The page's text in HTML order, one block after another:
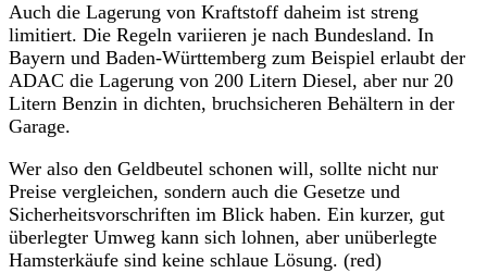
Auch die Lagerung von Kraftstoff daheim ist streng
limitiert. Die Regeln variieren je nach Bundesland. In
Bayern und Baden-Württemberg zum Beispiel erlaubt der
ADAC die Lagerung von 200 Litern Diesel, aber nur 20
Litern Benzin in dichten, bruchsicheren Behältern in der
Garage.
Wer also den Geldbeutel schonen will, sollte nicht nur
Preise vergleichen, sondern auch die Gesetze und
Sicherheitsvorschriften im Blick haben. Ein kurzer, gut
überlegter Umweg kann sich lohnen, aber unüberlegte
Hamsterkäufe sind keine schlaue Lösung. (red)